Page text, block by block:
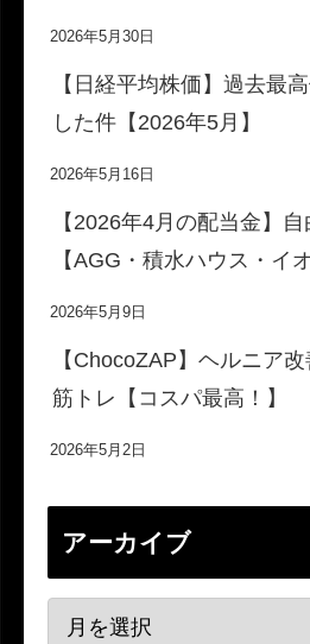
2026年5月30日
【日経平均株価】過去最
した件【2026年5月】
2026年5月16日
【2026年4月の配当金】
【AGG・積水ハウス・イオ
2026年5月9日
【ChocoZAP】ヘルニア
筋トレ【コスパ最高！】
2026年5月2日
アーカイブ